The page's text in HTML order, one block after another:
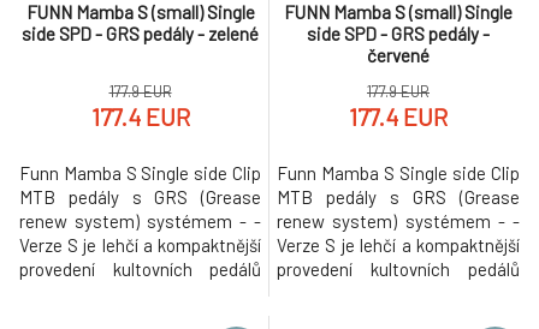
FUNN Mamba S (small) Single
side SPD - GRS pedály - zelené
177.9 EUR
177.4 EUR
Funn Mamba S Single side Clip
MTB pedály s GRS (Grease
renew system) systémem - -
Verze S je lehčí a kompaktnější
provedení kultovních pedálů
FUNN Mamba S (small) Single
side SPD - GRS pedály -
červené
177.9 EUR
177.4 EUR
Funn Mamba S Single side Clip
MTB pedály s GRS (Grease
renew system) systémem - -
Verze S je lehčí a kompaktnější
provedení kultovních pedálů